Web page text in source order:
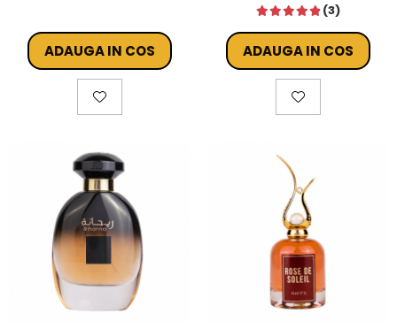
ADAUGA IN COS
(3)
ADAUGA IN COS